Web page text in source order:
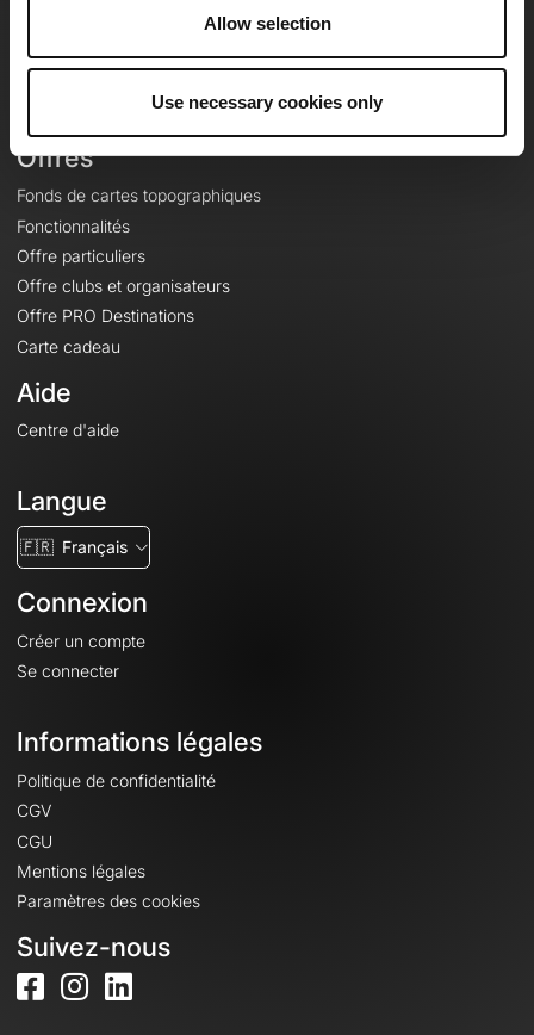
Allow selection
Use necessary cookies only
Offres
Fonds de cartes topographiques
Fonctionnalités
Offre particuliers
Offre clubs et organisateurs
Offre PRO Destinations
Carte cadeau
Aide
Centre d'aide
Langue
🇫🇷 Français
Connexion
Créer un compte
Se connecter
Informations légales
Politique de confidentialité
CGV
CGU
Mentions légales
Paramètres des cookies
Suivez-nous